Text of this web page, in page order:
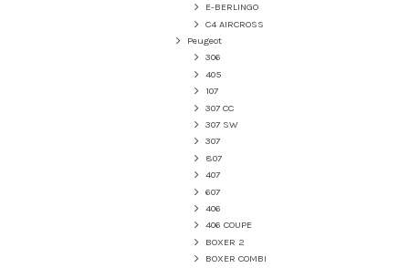
E-BERLINGO
C4 AIRCROSS
Peugeot
306
405
107
307 CC
307 SW
307
807
407
607
406
406 COUPE
BOXER 2
BOXER COMBI